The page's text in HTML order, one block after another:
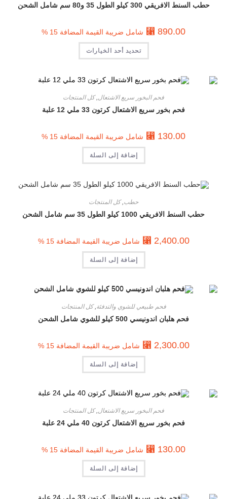
حطب السنط الافريقي 300 كيلو الطول 35 و80 سم شامل الشحن
⃁ 890.00 شامل ضريبة القيمة المضافة 15 %
تحديد أحد الخيارات
فحم البخور سريع الاشتعال,كل المنتجات
فحم بخور سريع الاشتعال كرتون 33 ملي 12 علبة
⃁ 130.00 شامل ضريبة القيمة المضافة 15 %
إضافة إلى السلة
حطب ,كل المنتجات
حطب السنط الافريقي 1000 كيلو الطول 35 سم شامل الشحن
⃁ 2,400.00 شامل ضريبة القيمة المضافة 15 %
إضافة إلى السلة
فحم طبيعي للشوي والتدفئة ,كل المنتجات
فحم هلبان اندونيسي 500 كيلو للشوي شامل الشحن
⃁ 2,300.00 شامل ضريبة القيمة المضافة 15 %
إضافة إلى السلة
فحم البخور سريع الاشتعال,كل المنتجات
فحم بخور سريع الاشتعال كرتون 40 ملي 24 علبة
⃁ 130.00 شامل ضريبة القيمة المضافة 15 %
إضافة إلى السلة